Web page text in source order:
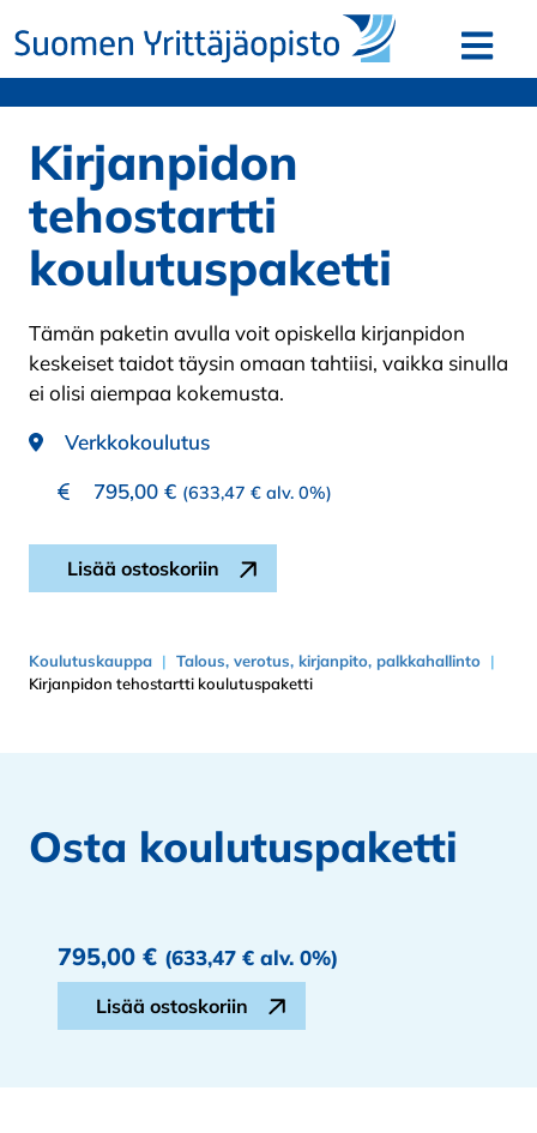
Avaa
Kirjanpidon
tehostartti
koulutuspaketti
Tämän paketin avulla voit opiskella kirjanpidon
keskeiset taidot täysin omaan tahtiisi, vaikka sinulla
ei olisi aiempaa kokemusta.
Verkkokoulutus
795,00 € (633,47 € alv. 0%)
Kirjanpidon tehostartti koulutuspaketti määrä
Lisää ostoskoriin
Koulutuskauppa
Talous, verotus, kirjanpito, palkkahallinto
Kirjanpidon tehostartti koulutuspaketti
Osta koulutuspaketti
795,00 € (633,47 € alv. 0%)
Kirjanpidon tehostartti koulutuspaketti määrä
Lisää ostoskoriin